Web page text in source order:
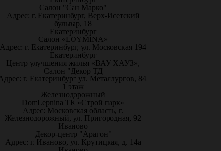
Салон "Сан Марко"
Адрес: г. Екатеринбург, Верх-Исетский
бульвар, 18
Екатеринбург
Салон «LOYMINA»
Адрес: г. Екатеринбург, ул. Московская 194
Екатеринбург
Центр улучшения жилья «ВАУ ХАУЗ»,
Салон "Декор ТД
г. Екатеринбург ул. Металлургов, 84,
1 этаж
Железнодорожный
DomLepnina ТК «Строй парк»
Адрес: Московская область, г.
Железнодорожный, ул. Пригородная, 92
Иваново
Декор-центр "Арагон"
Адрес: г. Иваново, ул. Крутицкая, д. 14а